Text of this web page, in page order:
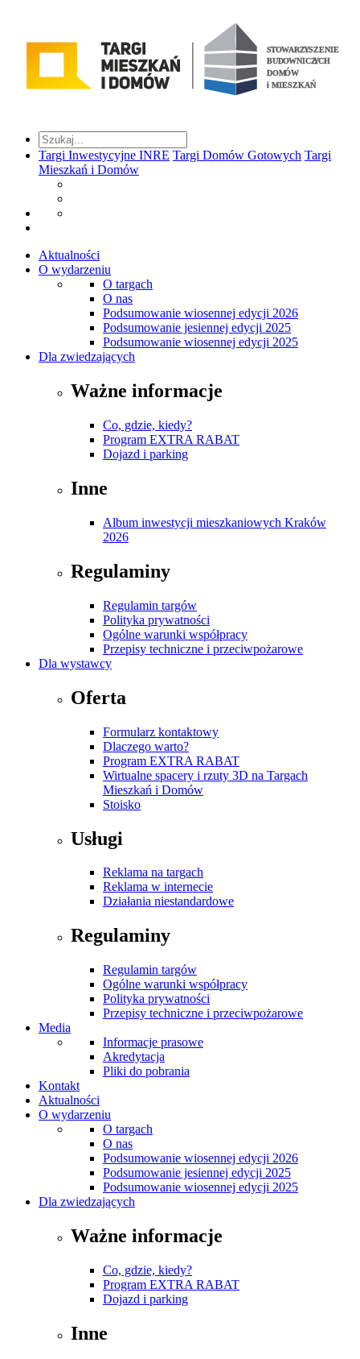
Targi Inwestycyjne INRE Targi Domów Gotowych Targi
Mieszkań i Domów
Aktualności
O wydarzeniu
O targach
O nas
Podsumowanie wiosennej edycji 2026
Podsumowanie jesiennej edycji 2025
Podsumowanie wiosennej edycji 2025
Dla zwiedzających
Ważne informacje
Co, gdzie, kiedy?
Program EXTRA RABAT
Dojazd i parking
Inne
Album inwestycji mieszkaniowych Kraków
2026
Regulaminy
Regulamin targów
Polityka prywatności
Ogólne warunki współpracy
Przepisy techniczne i przeciwpożarowe
Dla wystawcy
Oferta
Formularz kontaktowy
Dlaczego warto?
Program EXTRA RABAT
Wirtualne spacery i rzuty 3D na Targach
Mieszkań i Domów
Stoisko
Usługi
Reklama na targach
Reklama w internecie
Działania niestandardowe
Regulaminy
Regulamin targów
Ogólne warunki współpracy
Polityka prywatności
Przepisy techniczne i przeciwpożarowe
Media
Informacje prasowe
Akredytacja
Pliki do pobrania
Kontakt
Aktualności
O wydarzeniu
O targach
O nas
Podsumowanie wiosennej edycji 2026
Podsumowanie jesiennej edycji 2025
Podsumowanie wiosennej edycji 2025
Dla zwiedzających
Ważne informacje
Co, gdzie, kiedy?
Program EXTRA RABAT
Dojazd i parking
Inne